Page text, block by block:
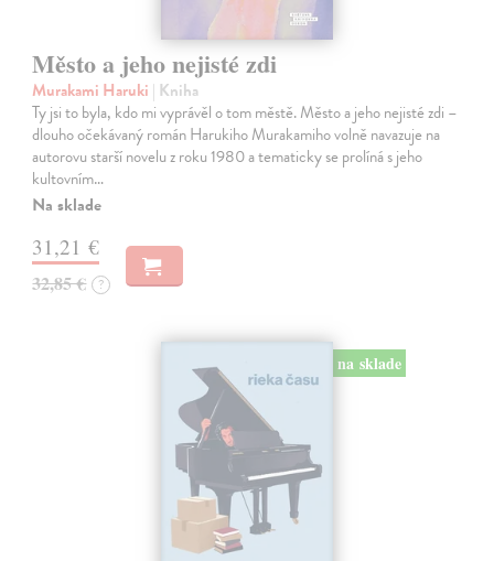
Město a jeho nejisté zdi
Murakami Haruki | Kniha
Ty jsi to byla, kdo mi vyprávěl o tom městě. Město a jeho nejisté zdi –
dlouho očekávaný román Harukiho Murakamiho volně navazuje na
autorovu starší novelu z roku 1980 a tematicky se prolíná s jeho
kultovním…
Na sklade
31,21 €
32,85 € ?
na sklade